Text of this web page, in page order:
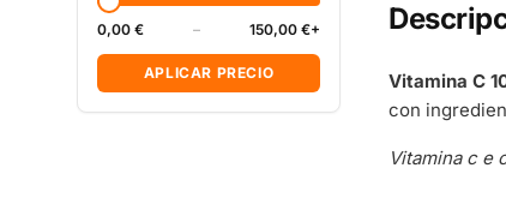
0,00 € – 150,00 €+
APLICAR PRECIO Vitamina C
con
Vitamina c e